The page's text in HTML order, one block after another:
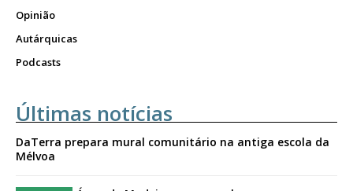
Opinião
Autárquicas
Podcasts
Últimas notícias
DaTerra prepara mural comunitário na antiga escola da
Mélvoa